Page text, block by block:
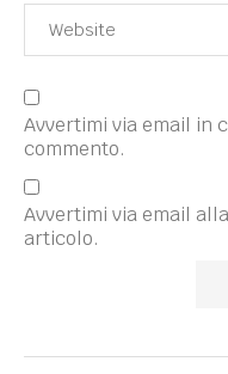
Avvertimi via email in
commento.
Avvertimi via email
articolo.